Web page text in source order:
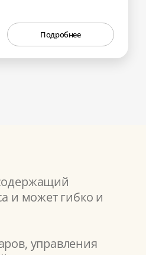
Подробнее
и может гибко и
управления